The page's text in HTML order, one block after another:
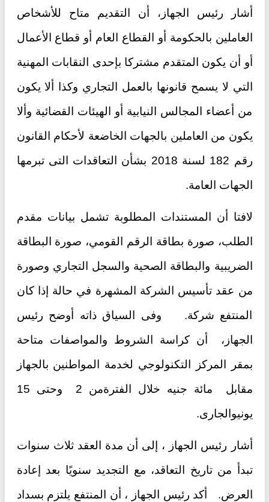
أشار رئيس الجهاز، أن التقديم متاح للأشخاص
العاملين بالحكومة أو القطاع العام أو قطاع الأعمال
أو أن يكون المتقدم مشتركا بإحدى النقابات المهنية
التي لا يسمح قانونها بالعمل التجاري وكذا ألا يكون
من أعضاء المجالس النيابية أو الهيئات القضائية وألا
يكون من العاملين بالجهات الخاضعة لأحكام القانون
رقم 182 لسنة 2018 بشأن التعاقدات التى تبرمها
الجهات العامة.
لافتا أن المستندات المطلوبة تشمل بيانات مقدم
الطلب، صورة بطاقة الرقم القومي، صورة البطاقة
الضريبية والبطاقة الصحية والسجل التجاري وصورة
من عقد تأسيس الشركة المشهرة في حالة إذا كان
المنتفع شركة. وفى السياق ذاته أوضح رئيس
الجهاز، أن كراسة الشروط والمواصفات متاحة
بمقر المركز التكنولوجي لخدمة المواطنين بالجهاز
مقابل مائة جنيه خلال الفترةمن 2 وحتى 15
يونيوالجارى.
أشار رئيس الجهاز ، إلى أن مدة العقد ثلاث سنوات
تبدأ من تاريخ التعاقد، مع التجديد سنويًا بعد إعادة
العرض. أكد رئيس الجهاز ، أن المنتفع يلتزم بسداد